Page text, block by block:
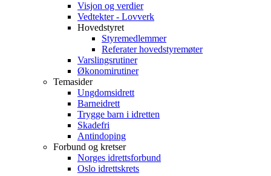
Visjon og verdier
Vedtekter - Lovverk
Hovedstyret
Styremedlemmer
Referater hovedstyremøter
Varslingsrutiner
Økonomirutiner
Temasider
Ungdomsidrett
Barneidrett
Trygge barn i idretten
Skadefri
Antindoping
Forbund og kretser
Norges idrettsforbund
Oslo idrettskrets